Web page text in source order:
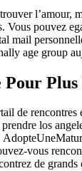
l’amour,
Vous pouvez
mail
age group
Pour
de
los
vous
de